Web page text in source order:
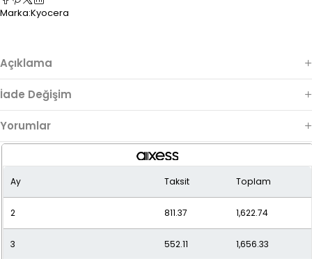
Marka:Kyocera
Açıklama
İade Değişim
Yorumlar
Ay Taksit Toplam
2 811.37 1,622.74
3 552.11 1,656.33